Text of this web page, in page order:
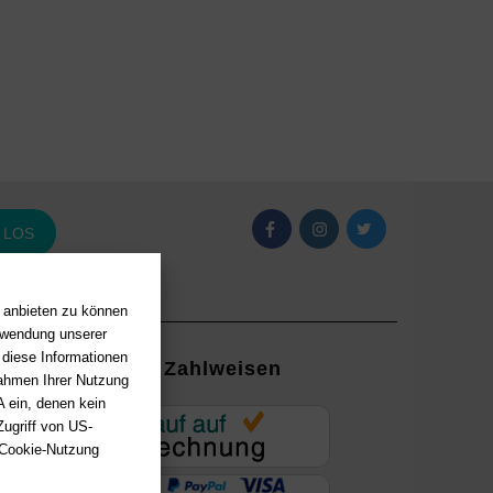
zu können
unserer
Informationen
Ihrer Nutzung
ein, denen kein
von US-
Nutzung
LOS
mit
Zahlweisen